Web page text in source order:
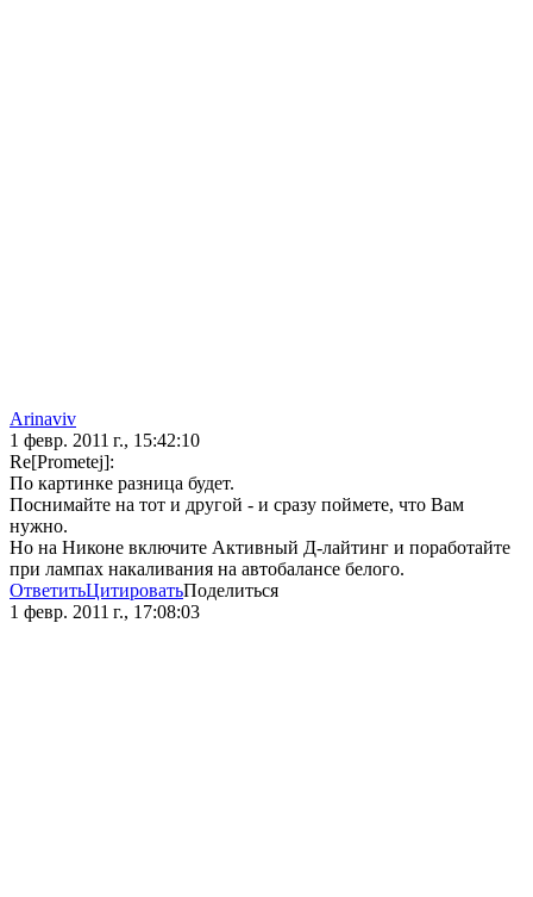
Arinaviv
1 февр. 2011 г., 15:42:10
Re[Prometej]:
По картинке разница будет.
Поснимайте на тот и другой - и сразу поймете, что Вам
нужно.
Но на Никоне включите Активный Д-лайтинг и поработайте
при лампах накаливания на автобалансе белого.
ОтветитьЦитироватьПоделиться
1 февр. 2011 г., 17:08:03